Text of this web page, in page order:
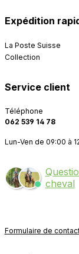
Expédition
La Poste Suisse
Collection
Service client
Téléphone
062 539 14 78
Lun-Ven de 09:00 à
cheval
Formulaire de